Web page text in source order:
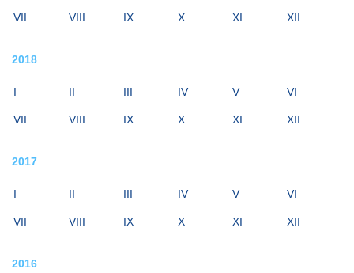
VII VIII IX X XI XII
2018
I II III IV V VI
VII VIII IX X XI XII
2017
I II III IV V VI
VII VIII IX X XI XII
2016